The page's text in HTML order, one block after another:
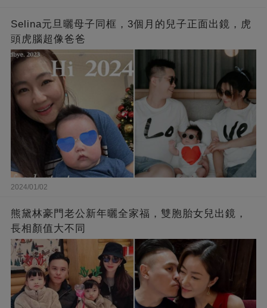
Selina元旦曬母子同框，3個月的兒子正面出鏡，虎
頭虎腦超像爸爸
2024/01/02
熊黛林豪門老公新年曬全家福，雙胞胎女兒出鏡，
長相顏值大不同